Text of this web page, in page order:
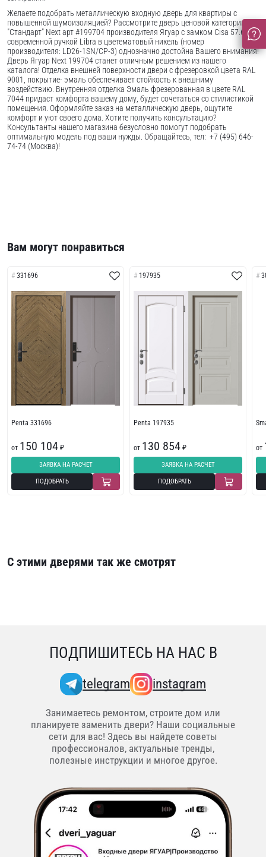
Желаете подобрать металлическую входную дверь для квартиры с
повышенной шумоизоляцией? Рассмотрите дверь ценовой категории
"Стандарт" Next арт #199704 производителя Ягуар с замком Cisa 57.665 и
современной ручкой Libra в цветематовый никель (номер
производителя: LD26-1SN/CP-3) однозначно достойна Вашего внимания!
Дверь Ягуар Next 199704 станет отличным решением из нашего
каталога! Отделка внешней поверхности двери с фрезеровкой цвета RAL
9001, покрытие- эмаль обеспечивает стойкость к внешниму
воздействию. Внутренняя отделка Эмаль фрезерованная в цвете RAL
7044 придаст комфорта вашему дому, будет сочетаться со стилистикой
помещения. Оформляйте заказ на металлическую дверь, ощутите
комфорт и уют своего дома. Хотите получить консультацию?
Консультанты нашего магазина безусловно помогут подобрать
оптимальную модель под ваши нужды. Обращайтесь, тел: +7 (495) 646-
74-74 (Москва)!
Вам могут понравиться
331696
Penta 331696
от 150 104 ₽
ЗАЯВКА НА РАСЧЕТ
ПОДОБРАТЬ
197935
Penta 197935
от 130 854 ₽
ЗАЯВКА НА РАСЧЕТ
ПОДОБРАТЬ
от
С этими дверями так же смотрят
ПОДПИШИТЕСЬ НА НАС В
telegram instagram
Занимаетесь ремонтом, строите дом или
планируете заменить двери? Наши социальные
сети для вас! Здесь вы найдете советы
профессионалов, актуальные тренды,
полезные инструкции и многое другое.